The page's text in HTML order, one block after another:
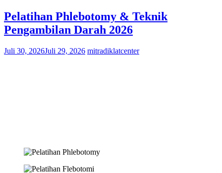
Pelatihan Phlebotomy & Teknik
Pengambilan Darah 2026
Juli 30, 2026Juli 29, 2026 mitradiklatcenter